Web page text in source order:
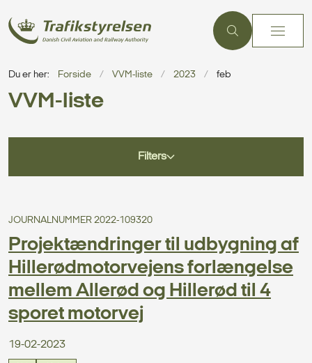
Du er her: Forside VVM-liste 2023 feb
VVM-liste
Filters
JOURNALNUMMER 2022-109320
Projektændringer til udbygning af
Hillerødmotorvejens forlængelse
mellem Allerød og Hillerød til 4
sporet motorvej
19-02-2023